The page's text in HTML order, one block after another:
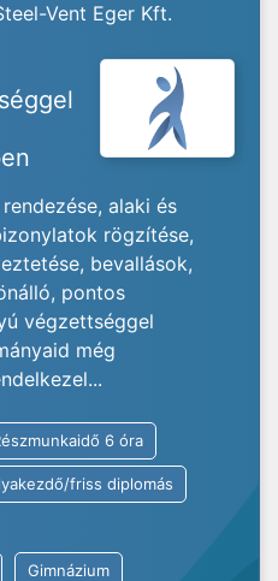
Vent Eger Kft.
alaki és
rögzítése,
bevallások,
pontos
végzettséggel
még
6 óra
friss diplomás
Gimnázium